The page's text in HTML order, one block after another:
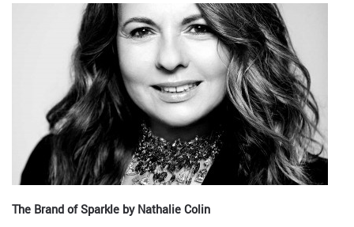
The Brand of Sparkle by Nathalie Colin